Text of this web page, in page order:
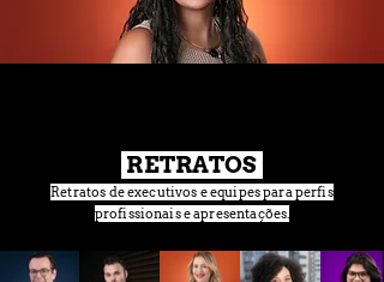
RETRATOS
Retratos de executivos e equipes para perfis
profissionais e apresentações.